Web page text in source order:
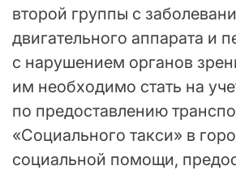
второй группы с
двигательного аппарата и
с нарушением органов
им необходимо стать на
по предоставлению
«Социального такси» в
социальной помощи,